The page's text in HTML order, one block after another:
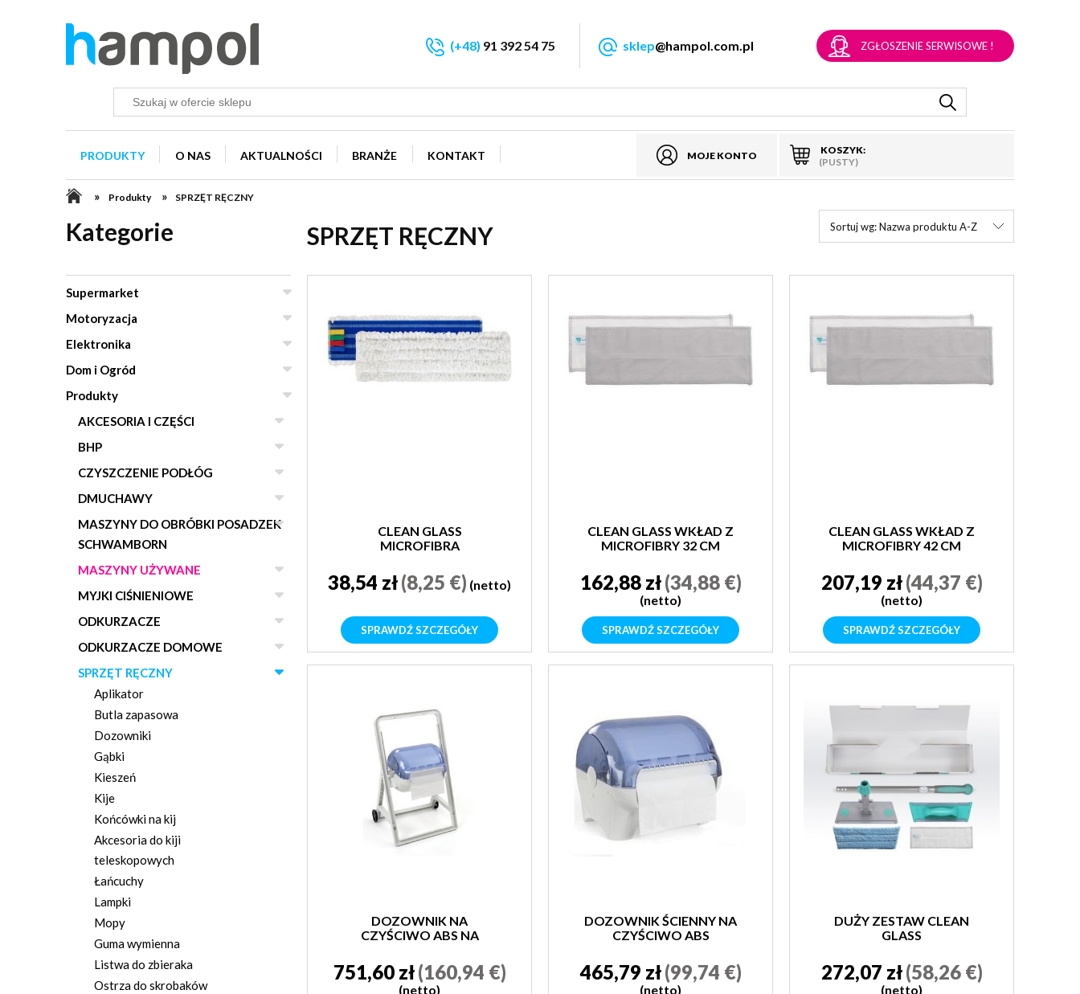
MOJE KONTO
KOSZYK:
(PUSTY)
(+48) 91 392 54 75 sklep@hampol.com.pl ZGŁOSZENIE SERWISOWE !
PRODUKTY O NAS AKTUALNOŚCI BRANŻE KONTAKT
» Produkty » SPRZĘT RĘCZNY
Kategorie
Supermarket
Motoryzacja
Elektronika
Dom i Ogród
Produkty
AKCESORIA I CZĘŚCI
BHP
CZYSZCZENIE PODŁÓG
DMUCHAWY
MASZYNY DO OBRÓBKI POSADZEK
SCHWAMBORN
MASZYNY UŻYWANE
MYJKI CIŚNIENIOWE
ODKURZACZE
ODKURZACZE DOMOWE
SPRZĘT RĘCZNY
Aplikator
Butla zapasowa
Dozowniki
Gąbki
Kieszeń
Kije
Końcówki na kij
Akcesoria do kiji
teleskopowych
Łańcuchy
Lampki
Mopy
Guma wymienna
Listwa do zbieraka
Ostrza do skrobaków
SPRZĘT RĘCZNY Sortuj wg:Nazwa produktu A-Z
CLEAN GLASS
MICROFIBRA
30CM
38,54 zł(8,25 €) (netto)
SPRAWDŹ SZCZEGÓŁY
CLEAN GLASS WKŁAD Z
MICROFIBRY 32 CM
162,88 zł(34,88 €)
(netto)
SPRAWDŹ SZCZEGÓŁY
CLEAN GLASS WKŁAD Z
MICROFIBRY 42 CM
207,19 zł(44,37 €)
(netto)
SPRAWDŹ SZCZEGÓŁY
DOZOWNIK NA
CZYŚCIWO ABS NA
751,60 zł(160,94 €)
(netto)
DOZOWNIK ŚCIENNY NA
CZYŚCIWO ABS
465,79 zł(99,74 €)
(netto)
DUŻY ZESTAW CLEAN
GLASS
272,07 zł(58,26 €)
(netto)